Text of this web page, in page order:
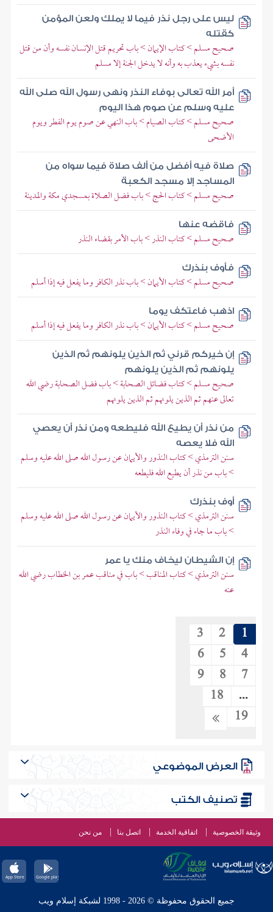
ليس على رجل نذر فيما لا يملك ولعن المؤمن
كقتله
صحيح مسلم > كتاب الإيمان > باب تحريم قتل الإنسان نفسه وأن من قتل
نفسه بشيء يعذب به وأنه لا يدخل الجنة إلا مسلم
أمر الله تعالى بوفاء النذر ونهى رسول الله صلى الله
عليه وسلم عن صوم هذا اليوم
صحيح مسلم > كتاب الصيام > باب النهي عن صوم يوم الفطر ويوم
الأضحى
صلاة فيه أفضل من ألف صلاة فيما سواه من
المساجد إلا مسجد الكعبة
صحيح مسلم > كتاب الحج > باب فضل الصلاة بمسجدي مكة والمدينة
فاقضه عنها
صحيح مسلم > كتاب النذر > باب الأمر بقضاء النذر
فأوف بنذرك
صحيح مسلم > كتاب الأيمان > باب نذر الكافر وما يفعل فيه إذا أسلم
اذهب فاعتكف يوما
صحيح مسلم > كتاب الأيمان > باب نذر الكافر وما يفعل فيه إذا أسلم
إن خيركم قرني ثم الذين يلونهم ثم الذين
يلونهم ثم الذين يلونهم
صحيح مسلم > كتاب فضائل الصحابة > باب فضل الصحابة رضي الله
تعالى عنهم ثم الذين يلونهم ثم الذين يلونهم
من نذر أن يطيع الله فليطعه ومن نذر أن يعصي
الله فلا يعصه
سنن الترمذي > كتاب النذور والأيمان عن رسول الله صلى الله عليه وسلم
> باب من نذر أن يطيع الله فليطعه
أوف بنذرك
سنن الترمذي > كتاب النذور والأيمان عن رسول الله صلى الله عليه وسلم
> باب ما جاء في وفاء النذر
إن الشيطان ليخاف منك يا عمر
سنن الترمذي > كتاب المناقب > باب في مناقب عمر بن الخطاب رضي الله
عنه
1
2
3
4
5
6
7
8
9
...
18
19
العرض الموضوعي
تصنيف الكتب
وثيقة الخصوصية اتفاقية الخدمة اتصل بنا من نحن
جميع الحقوق محفوظة © 2026 - 1998 لشبكة إسلام ويب